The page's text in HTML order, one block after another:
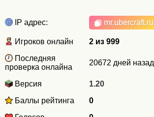
IP адрес: mr.ubercraft.ru
Игроков онлайн
2 из 999
Последняя
проверка онлайна
20672 дней назад
Версия
1.20
Баллы рейтинга
0